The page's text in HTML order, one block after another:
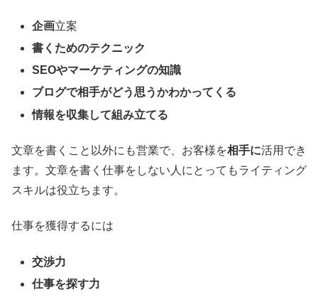
企画立案
書くためのテクニック
SEOやマーケティングの知識
ブログで相手がどう思うかわかってくる
情報を収集して組み立てる
文章を書くこと以外にも営業で、お客様を相手に活用でき
ます。文章を書く仕事をしない人にとってもライティング
スキルは役立ちます。
仕事を獲得するには
交渉力
仕事を探す力